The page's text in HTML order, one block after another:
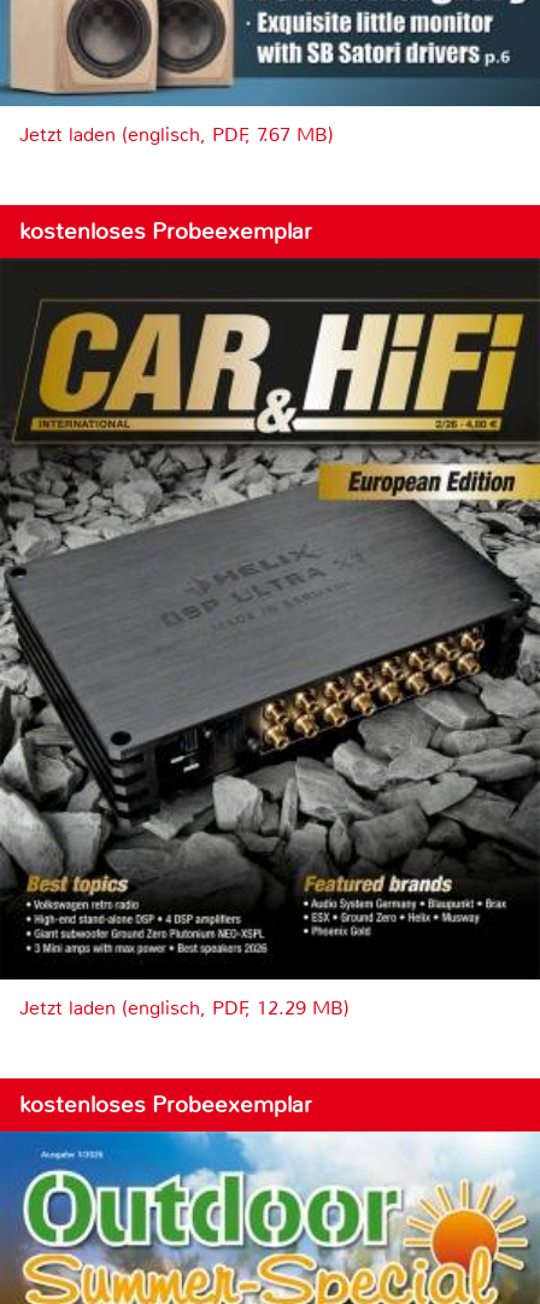
Jetzt laden (englisch, PDF, 7.67 MB)
kostenloses Probeexemplar
Jetzt laden (englisch, PDF, 12.29 MB)
kostenloses Probeexemplar